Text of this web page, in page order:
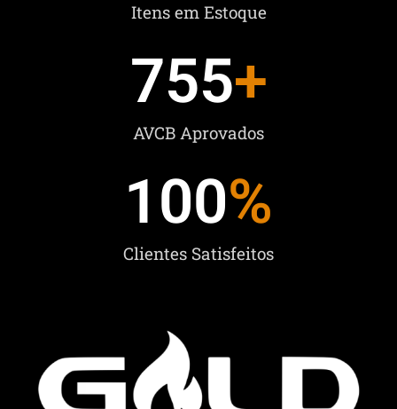
Itens em Estoque
AVCB Aprovados
755+
Clientes Satisfeitos
100%